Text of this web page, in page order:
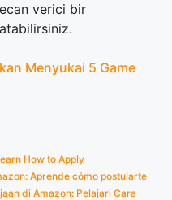
verici bir
Menyukai 5 Game
How to Apply
Aprende cómo postularte
di Amazon: Pelajari Cara